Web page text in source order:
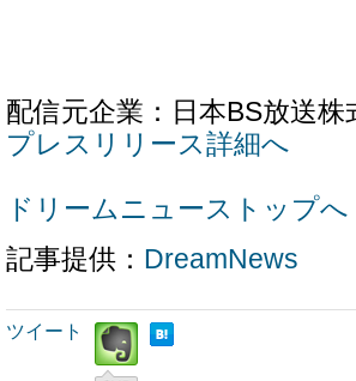
配信元企業：日本BS放送株
プレスリリース詳細へ
ドリームニューストップへ
記事提供： DreamNews
ツイート